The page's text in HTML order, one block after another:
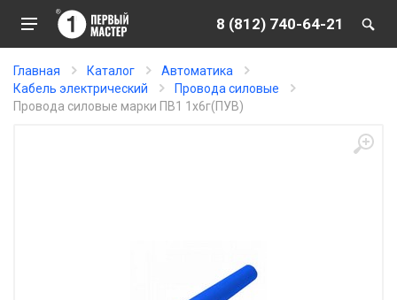
8 (812) 740-64-21
Главная Каталог
Автоматика
Кабель электрический
Провода силовые
Провода силовые марки ПВ1 1х6г(ПУВ)